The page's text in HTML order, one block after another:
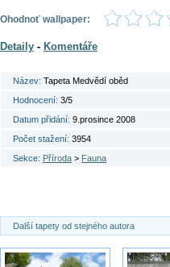
Ohodnoť wallpaper:
Detaily - Komentáře
Název: Tapeta Medvědí oběd
Hodnocení: 3/5
Datum přidání: 9.prosince 2008
Počet stažení: 3954
Sekce: Příroda > Fauna
Další tapety od stejného autora